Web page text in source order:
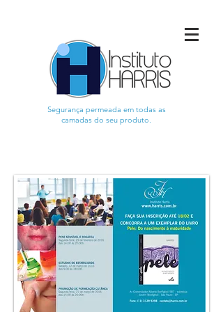
Segurança permeada em todas as
camadas do seu produto.